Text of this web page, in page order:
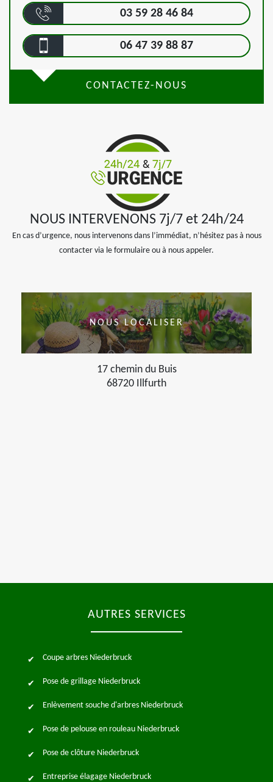
03 59 28 46 84
06 47 39 88 87
CONTACTEZ-NOUS
NOUS INTERVENONS 7j/7 et 24h/24
En cas d’urgence, nous intervenons dans l’immédiat, n’hésitez pas à nous
contacter via le formulaire ou à nous appeler.
NOUS LOCALISER
17 chemin du Buis
68720 Illfurth
AUTRES SERVICES
Coupe arbres Niederbruck
Pose de grillage Niederbruck
Enlèvement souche d'arbres Niederbruck
Pose de pelouse en rouleau Niederbruck
Pose de clôture Niederbruck
Entreprise élagage Niederbruck